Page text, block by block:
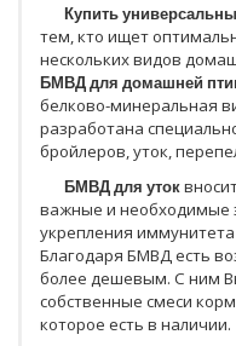
Купить
тем, кто ищет
нескольких видов
БМВД для домашней
белково-минеральная
разработана
бройлеров, уток,
БМВД для уток
важные и необходимые
укрепления
Благодаря БМВД есть
более дешевым. С ним
собственные смеси
которое есть в наличии.